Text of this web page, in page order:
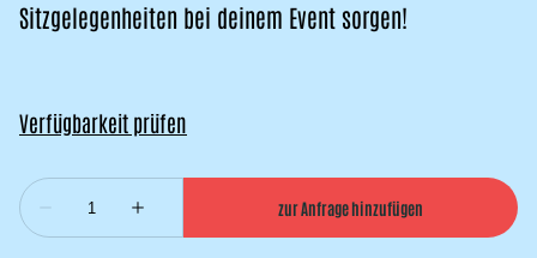
Sitzgelegenheiten bei deinem Event sorgen!